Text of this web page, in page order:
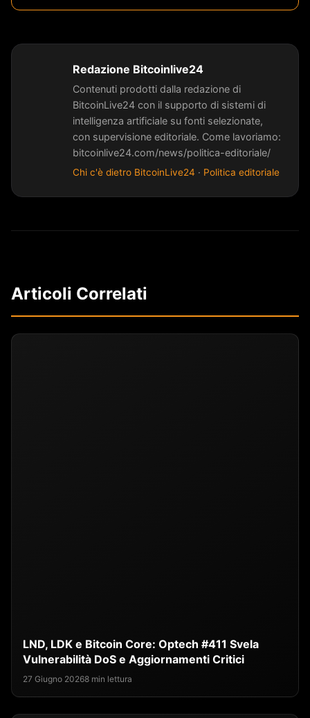
Redazione Bitcoinlive24
Contenuti prodotti dalla redazione di
BitcoinLive24 con il supporto di sistemi di
intelligenza artificiale su fonti selezionate,
con supervisione editoriale. Come lavoriamo:
bitcoinlive24.com/news/politica-editoriale/
Chi c'è dietro BitcoinLive24 · Politica editoriale
Articoli Correlati
LND, LDK e Bitcoin Core: Optech #411 Svela
Vulnerabilità DoS e Aggiornamenti Critici
27 Giugno 20268 min lettura